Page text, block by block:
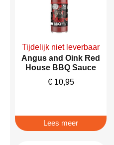
Tijdelijk niet leverbaar
Angus and Oink Red
House BBQ Sauce
€10,95
Lees meer